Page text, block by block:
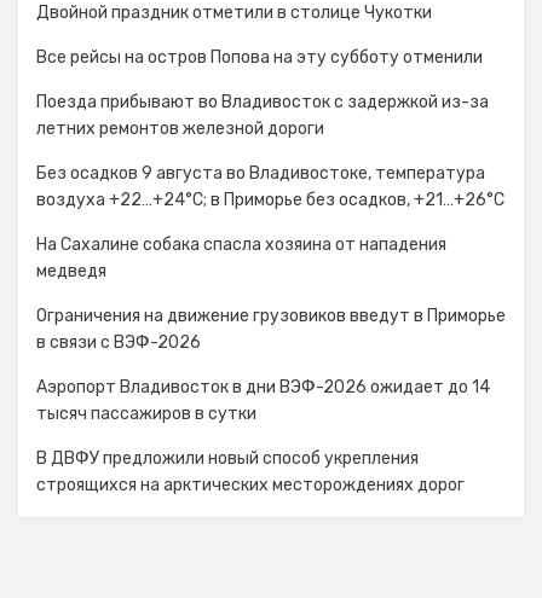
Двойной праздник отметили в столице Чукотки
Все рейсы на остров Попова на эту субботу отменили
Поезда прибывают во Владивосток с задержкой из-за
летних ремонтов железной дороги
Без осадков 9 августа во Владивостоке, температура
воздуха +22…+24°C; в Приморье без осадков, +21…+26°C
На Сахалине собака спасла хозяина от нападения
медведя
Ограничения на движение грузовиков введут в Приморье
в связи с ВЭФ-2026
Аэропорт Владивосток в дни ВЭФ-2026 ожидает до 14
тысяч пассажиров в сутки
В ДВФУ предложили новый способ укрепления
строящихся на арктических месторождениях дорог